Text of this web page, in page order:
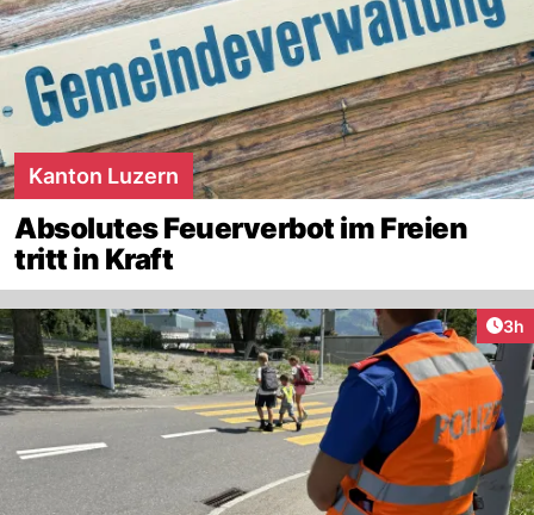
Kanton Luzern
Absolutes Feuerverbot im Freien
tritt in Kraft
3h